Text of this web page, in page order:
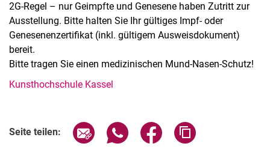
2G-Regel – nur Geimpfte und Genesene haben Zutritt zur
Ausstellung. Bitte halten Sie Ihr gültiges Impf- oder
Genesenenzertifikat (inkl. gültigem Ausweisdokument)
bereit.
Bitte tragen Sie einen medizinischen Mund-Nasen-Schutz!
Kunsthochschule Kassel
Seite teilen: Seite über E-Mail teilen
Seite über WhatsApp teilen
Seite über Facebook